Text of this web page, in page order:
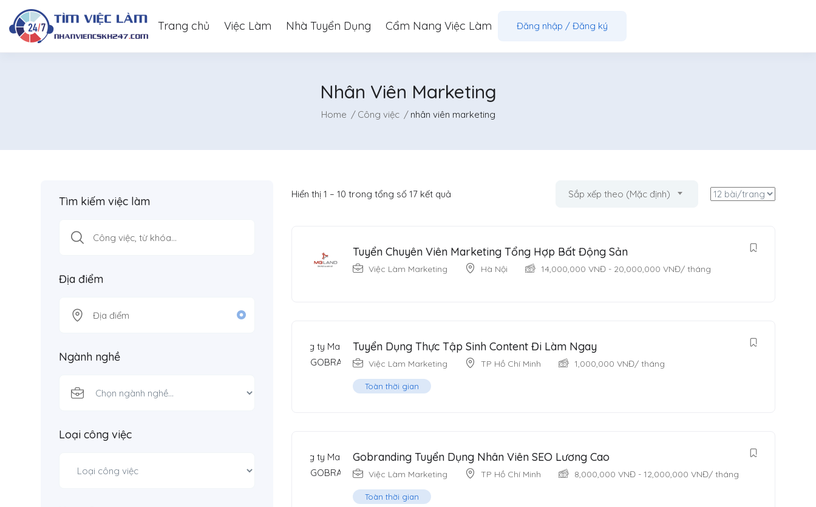
Trang chủ Việc Làm Nhà Tuyển Dụng Cẩm Nang Việc Làm Đăng nhập / Đăng ký
Nhân Viên Marketing
Home Công việc nhân viên marketing
Tìm kiếm việc làm
Địa điểm
Ngành nghề
Loại công việc
Hiển thị1 –10 trong tổng số 17 kết quả Sắp xếp theo (Mặc định)
Tuyển Chuyên Viên Marketing Tổng Hợp Bất Động Sản
Việc Làm Marketing Hà Nội 14,000,000 VNĐ - 20,000,000 VNĐ/ tháng
Tuyển Dụng Thực Tập Sinh Content Đi Làm Ngay
Việc Làm Marketing TP Hồ Chí Minh 1,000,000 VNĐ/ tháng
Toàn thời gian
Gobranding Tuyển Dụng Nhân Viên SEO Lương Cao
Việc Làm Marketing TP Hồ Chí Minh 8,000,000 VNĐ - 12,000,000 VNĐ/ tháng
Toàn thời gian